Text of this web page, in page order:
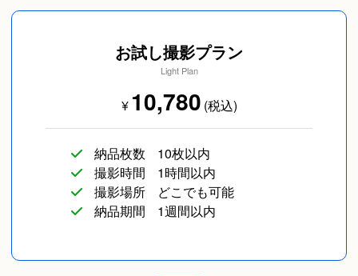
お試し撮影プラン
Light Plan
¥10,780 (税込)
納品枚数
10枚以内
撮影時間
1時間以内
撮影場所
どこでも可能
納品期間
1週間以内